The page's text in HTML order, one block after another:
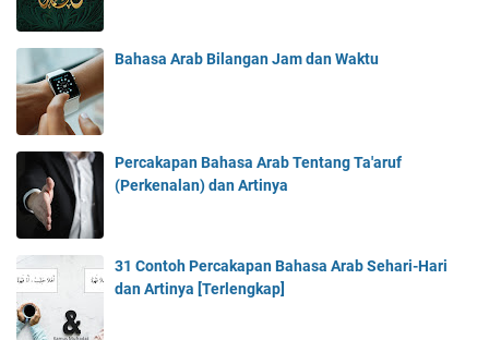
Bahasa Arab Bilangan Jam dan Waktu
Percakapan Bahasa Arab Tentang Ta'aruf
(Perkenalan) dan Artinya
31 Contoh Percakapan Bahasa Arab Sehari-Hari
dan Artinya [Terlengkap]